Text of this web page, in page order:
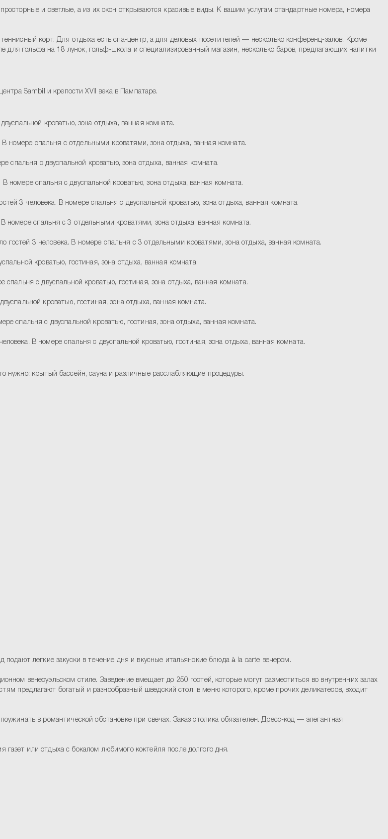
и светлые, а из их окон открываются красивые виды. К вашим услугам стандартные номера, номера
корт. Для отдыха есть спа-центр, а для деловых посетителей — несколько конференц-залов. Кроме
для гольфа на 18 лунок, гольф-школа и специализированный магазин, несколько баров, предлагающих напитки
Sambil и крепости XVII века в Пампатаре.
кроватью, зона отдыха, ванная комната.
номере спальня с отдельными кроватями, зона отдыха, ванная комната.
спальня с двуспальной кроватью, зона отдыха, ванная комната.
номере спальня с двуспальной кроватью, зона отдыха, ванная комната.
3 человека. В номере спальня с двуспальной кроватью, зона отдыха, ванная комната.
номере спальня с 3 отдельными кроватями, зона отдыха, ванная комната.
гостей 3 человека. В номере спальня с 3 отдельными кроватями, зона отдыха, ванная комната.
кроватью, гостиная, зона отдыха, ванная комната.
с двуспальной кроватью, гостиная, зона отдыха, ванная комната.
кроватью, гостиная, зона отдыха, ванная комната.
спальня с двуспальной кроватью, гостиная, зона отдыха, ванная комната.
В номере спальня с двуспальной кроватью, гостиная, зона отдыха, ванная комната.
нужно: крытый бассейн, сауна и различные расслабляющие процедуры.
подают легкие закуски в течение дня и вкусные итальянские блюда à la carte вечером.
венесуэльском стиле. Заведение вмещает до 250 гостей, которые могут разместиться во внутренних залах
предлагают богатый и разнообразный шведский стол, в меню которого, кроме прочих деликатесов, входит
в романтической обстановке при свечах. Заказ столика обязателен. Дресс-код — элегантная
или отдыха с бокалом любимого коктейля после долгого дня.